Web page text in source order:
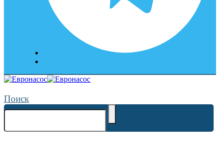
Поиск